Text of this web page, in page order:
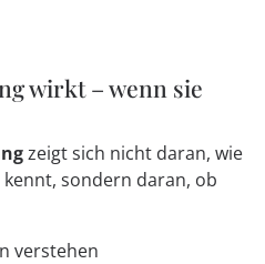
wirkt – wenn sie
zeigt sich nicht daran, wie
sondern daran, ob
verstehen